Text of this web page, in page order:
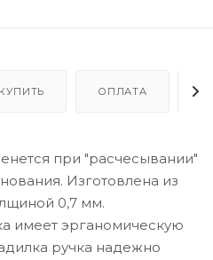
ОПЛАТА
при "расчесывании"
Изготовлена из
0,7 мм.
имеет эрганомическую
ручка надежно